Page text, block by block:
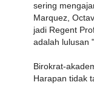
sering
Marquez,
jadi Regent
adalah lulusan
Birokrat-
Harapan tidak